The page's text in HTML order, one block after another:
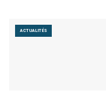
ACTUALITÉS